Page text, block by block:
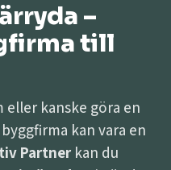
–
till
eller kanske göra en
kan vara en
Partner kan du